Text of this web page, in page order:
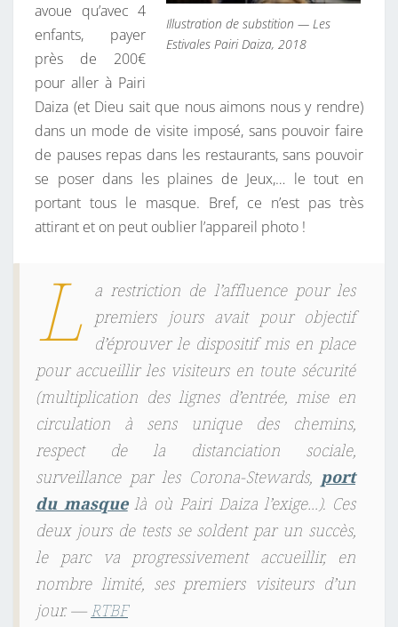
Illustration de substition — Les
Estivales Pairi Daiza, 2018
avoue qu’avec 4
enfants, payer
près de 200€
pour aller à Pairi
Daiza (et Dieu sait que nous aimons nous y rendre)
dans un mode de visite imposé, sans pouvoir faire
de pauses repas dans les restaurants, sans pouvoir
se poser dans les plaines de Jeux,… le tout en
portant tous le masque. Bref, ce n’est pas très
attirant et on peut oublier l’appareil photo !
L a restriction de l’affluence pour les
premiers jours avait pour objectif
d’éprouver le dispositif mis en place
pour accueillir les visiteurs en toute sécurité
(multiplication des lignes d’entrée, mise en
circulation à sens unique des chemins,
respect de la distanciation sociale,
surveillance par les Corona-Stewards,port
du masquelà où Pairi Daiza l’exige…). Ces
deux jours de tests se soldent par un succès,
le parc va progressivement accueillir, en
nombre limité, ses premiers visiteurs d’un
jour. —RTBF